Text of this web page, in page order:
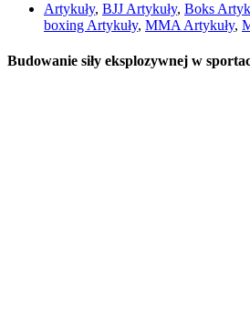
Artykuły, BJJ Artykuły, Boks
boxing Artykuły, MMA Artykuły,
Budowanie siły eksplozywnej w